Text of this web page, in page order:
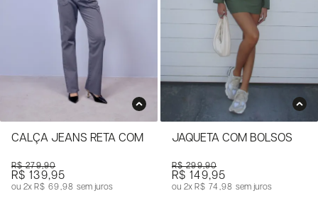
CALÇA JEANS RETA COM BOLSO CARPINTEIRO
R$ 279,90
R$ 139,95
2x R$ 69,98sem juros
JAQUETA COM BOLSOS
R$ 299,90
R$ 149,95
2x R$ 74,98sem juros